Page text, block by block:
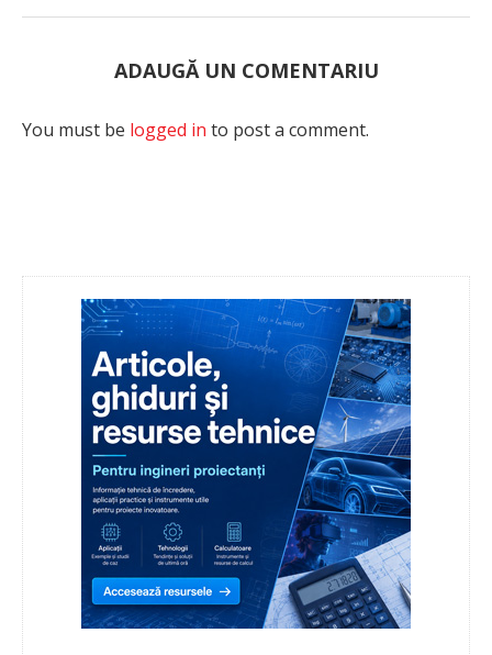
ADAUGĂ UN COMENTARIU
You must be logged in to post a comment.